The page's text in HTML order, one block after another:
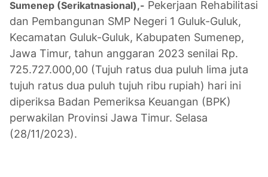
Sumenep (Serikatnasional),- Pekerjaan Rehabilitasi
dan Pembangunan SMP Negeri 1 Guluk-Guluk,
Kecamatan Guluk-Guluk, Kabupaten Sumenep,
Jawa Timur, tahun anggaran 2023 senilai Rp.
725.727.000,00 (Tujuh ratus dua puluh lima juta
tujuh ratus dua puluh tujuh ribu rupiah) hari ini
diperiksa Badan Pemeriksa Keuangan (BPK)
perwakilan Provinsi Jawa Timur. Selasa
(28/11/2023).